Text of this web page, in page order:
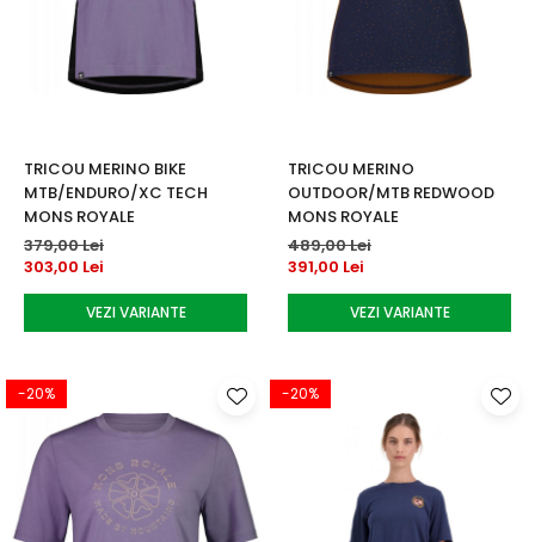
TRICOU MERINO BIKE
MTB/ENDURO/XC TECH
MONS ROYALE
379,00 Lei
303,00 Lei
VEZI VARIANTE
TRICOU MERINO
OUTDOOR/MTB REDWOOD
MONS ROYALE
489,00 Lei
391,00 Lei
VEZI VARIANTE
-20% -20%